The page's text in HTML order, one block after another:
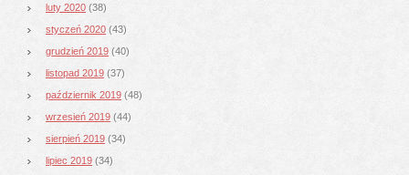
luty 2020 (38)
styczeń 2020 (43)
grudzień 2019 (40)
listopad 2019 (37)
październik 2019 (48)
wrzesień 2019 (44)
sierpień 2019 (34)
lipiec 2019 (34)